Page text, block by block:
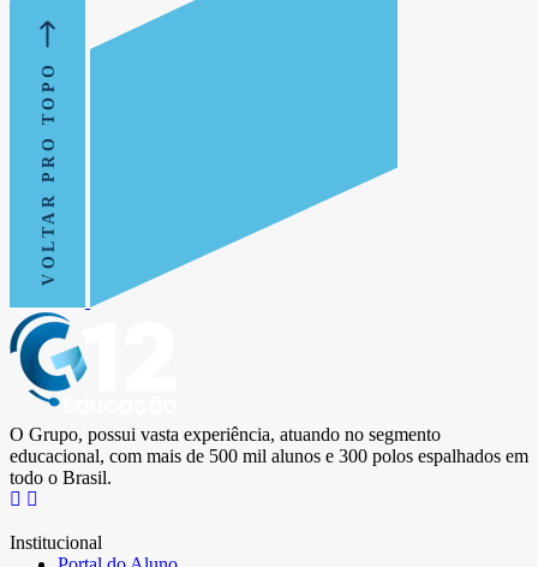
VOLTAR PRO TOPO
O Grupo, possui vasta experiência, atuando no segmento
educacional, com mais de 500 mil alunos e 300 polos espalhados em
todo o Brasil.
Institucional